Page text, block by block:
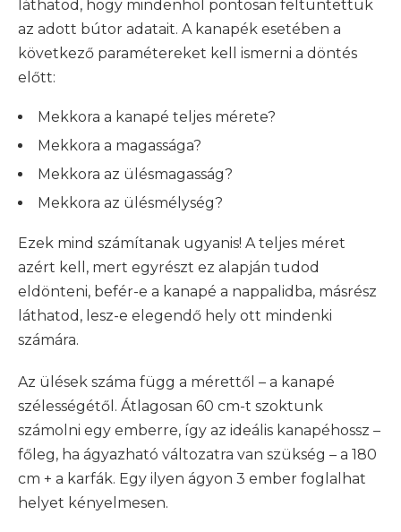
láthatod, hogy mindenhol pontosan feltüntettük
az adott bútor adatait. A kanapék esetében a
következő paramétereket kell ismerni a döntés
előtt:
Mekkora a kanapé teljes mérete?
Mekkora a magassága?
Mekkora az ülésmagasság?
Mekkora az ülésmélység?
Ezek mind számítanak ugyanis! A teljes méret
azért kell, mert egyrészt ez alapján tudod
eldönteni, befér-e a kanapé a nappalidba, másrész
láthatod, lesz-e elegendő hely ott mindenki
számára.
Az ülések száma függ a mérettől – a kanapé
szélességétől. Átlagosan 60 cm-t szoktunk
számolni egy emberre, így az ideális kanapéhossz –
főleg, ha ágyazható változatra van szükség – a 180
cm + a karfák. Egy ilyen ágyon 3 ember foglalhat
helyet kényelmesen.